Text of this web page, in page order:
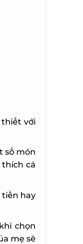
với
món
cá
hay
chọn
mẹ sẽ